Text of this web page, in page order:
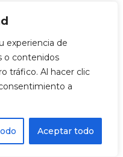
experiencia de
o contenidos
tráfico. Al hacer clic
a
Aceptar todo